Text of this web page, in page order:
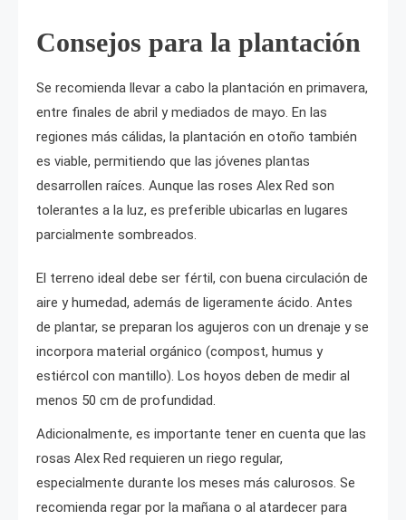
Consejos para la plantación
Se recomienda llevar a cabo la plantación en primavera,
entre finales de abril y mediados de mayo. En las
regiones más cálidas, la plantación en otoño también
es viable, permitiendo que las jóvenes plantas
desarrollen raíces. Aunque las roses Alex Red son
tolerantes a la luz, es preferible ubicarlas en lugares
parcialmente sombreados.
El terreno ideal debe ser fértil, con buena circulación de
aire y humedad, además de ligeramente ácido. Antes
de plantar, se preparan los agujeros con un drenaje y se
incorpora material orgánico (compost, humus y
estiércol con mantillo). Los hoyos deben de medir al
menos 50 cm de profundidad.
Adicionalmente, es importante tener en cuenta que las
rosas Alex Red requieren un riego regular,
especialmente durante los meses más calurosos. Se
recomienda regar por la mañana o al atardecer para